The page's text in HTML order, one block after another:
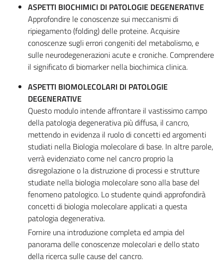
ASPETTI BIOCHIMICI DI PATOLOGIE DEGENERATIVE
Approfondire le conoscenze sui meccanismi di
ripiegamento (folding) delle proteine. Acquisire
conoscenze sugli errori congeniti del metabolismo, e
sulle neurodegenerazioni acute e croniche. Comprendere
il significato di biomarker nella biochimica clinica.
ASPETTI BIOMOLECOLARI DI PATOLOGIE
DEGENERATIVE
Questo modulo intende affrontare il vastissimo campo
della patologia degenerativa più diffusa, il cancro,
mettendo in evidenza il ruolo di concetti ed argomenti
studiati nella Biologia molecolare di base. In altre parole,
verrà evidenziato come nel cancro proprio la
disregolazione o la distruzione di processi e strutture
studiate nella biologia molecolare sono alla base del
fenomeno patologico. Lo studente quindi approfondirà
concetti di biologia molecolare applicati a questa
patologia degenerativa.
Fornire una introduzione completa ed ampia del
panorama delle conoscenze molecolari e dello stato
della ricerca sulle cause del cancro.